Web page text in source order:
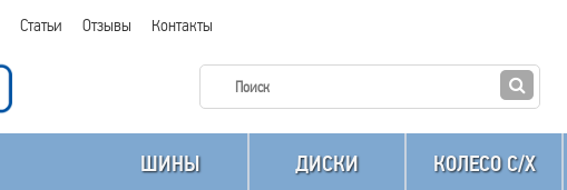
Статьи Отзывы Контакты
ШИНЫ ДИСКИ КОЛЕСО C/X